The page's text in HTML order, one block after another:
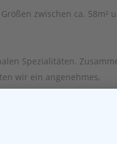
zwischen ca. 58m²
Spezialitäten.
wir ein angenehmes,